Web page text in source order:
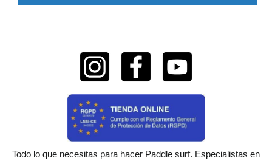
Todo lo que necesitas para hacer Paddle surf. Especialistas en